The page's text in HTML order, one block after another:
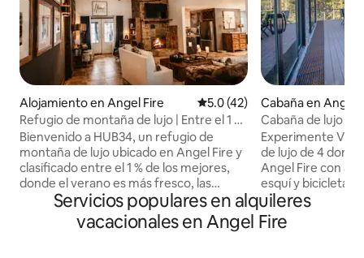
Alojamiento en Angel Fire Calificación promedio: 5.0 de
5.0 (42)
Refugio de montaña de lujo | Entre el 1 %
superior | Escapada de verano genial
Bienvenido a HUB34, un refugio de
montaña de lujo ubicado en Angel Fire y
clasificado entre el 1 % de los mejores,
donde el verano es más fresco, las
mañanas son más tranquilas y el aire de
la montaña le invita a relajarse de
verdad. Diseñado con esmero y con una
Cabaña en Angel
Cabaña de lujo
dormitorios |
vistas
Experimente
de lujo de 4
Angel Fire con
esquí y bicicleta.
hidromasaje
de 4 acogedoras
de las vistas
Servicios populares en alquileres
vacacionales en Angel Fire